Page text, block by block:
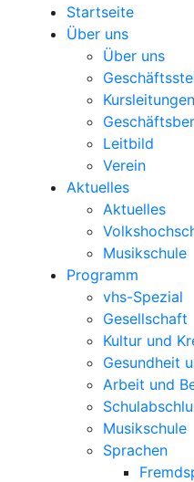
Startseite
Über uns
Über uns
Kursleitungen
Leitbild
Verein
Aktuelles
Aktuelles
Musikschule
Programm
vhs-Spezial
Gesellschaft
Kultur und
Gesundheit
Arbeit und
Musikschule
Sprachen